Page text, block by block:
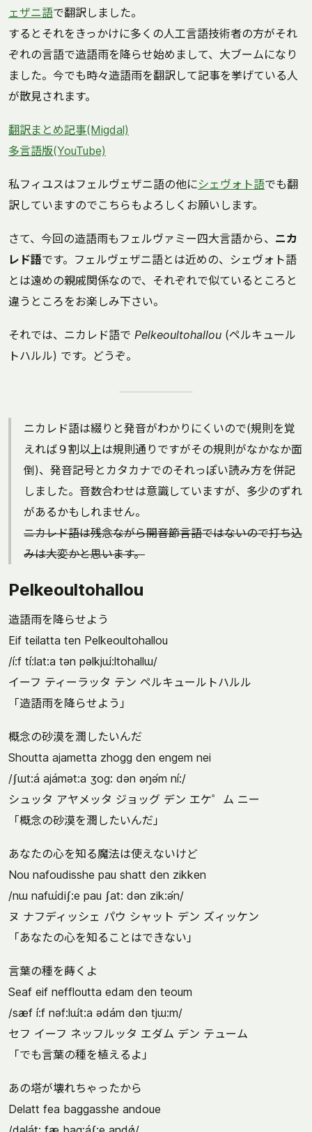
ェザニ語で翻訳しました。
するとそれをきっかけに多くの人工言語技術者の方がそれ
ぞれの言語で造語雨を降らせ始めまして、大ブームになり
ました。今でも時々造語雨を翻訳して記事を挙げている人
が散見されます。
翻訳まとめ記事(Migdal)
多言語版(YouTube)
私フィユスはフェルヴェザニ語の他にシェヴォト語でも翻
訳していますのでこちらもよろしくお願いします。
さて、今回の造語雨もフェルヴァミー四大言語から、 ニカ
レド語です。フェルヴェザニ語とは近めの、シェヴォト語
とは遠めの親戚関係なので、それぞれで似ているところと
違うところをお楽しみ下さい。
それでは、ニカレド語で Pelkeoultohallou (ペルキュール
トハルル) です。どうぞ。
ニカレド語は綴りと発音がわかりにくいので(規則を覚
えれば９割以上は規則通りですがその規則がなかなか面
倒)、発音記号とカタカナでのそれっぽい読み方を併記
しました。音数合わせは意識していますが、多少のずれ
があるかもしれません。
ニカレド語は残念ながら開音節言語ではないので打ち込
みは大変かと思います。
Pelkeoultohallou
造語雨を降らせよう
Eif teilatta ten Pelkeoultohallou
/í:f tí:lat:a tən pəlkjɯ́:ltohallɯ/
イーフ ティーラッタ テン ペルキュールトハルル
「造語雨を降らせよう」
概念の砂漠を潤したいんだ
Shoutta ajametta zhogg den engem nei
/ʃɯt:á ajámət:a ʒog: dən əŋə́m ní:/
シュッタ アヤメッタ ジョッグ デン エケ゜ム ニー
「概念の砂漠を潤したいんだ」
あなたの心を知る魔法は使えないけど
Nou nafoudisshe pau shatt den zikken
/nɯ nafɯ́diʃ:e pau ʃat: dən zik:ə́n/
ヌ ナフディッシェ パウ シャット デン ズィッケン
「あなたの心を知ることはできない」
言葉の種を蒔くよ
Seaf eif neffloutta edam den teoum
/sæf í:f nəf:lɯ́t:a ədám dən tjɯ:m/
セフ イーフ ネッフルッタ エダム デン テューム
「でも言葉の種を植えるよ」
あの塔が壊れちゃったから
Delatt fea baggasshe andoue